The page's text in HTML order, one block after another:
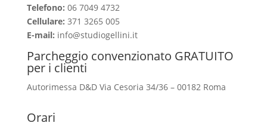
Telefono: 06 7049 4732
Cellulare: 371 3265 005
E-mail: info@studiogellini.it
Parcheggio convenzionato GRATUITO
per i clienti
Autorimessa D&D Via Cesoria 34/36 – 00182 Roma
Orari